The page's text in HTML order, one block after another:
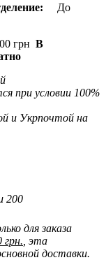
До
В
при условии 100%
и Укрпочтой на
200
для заказа
грн. , эта
доставки.